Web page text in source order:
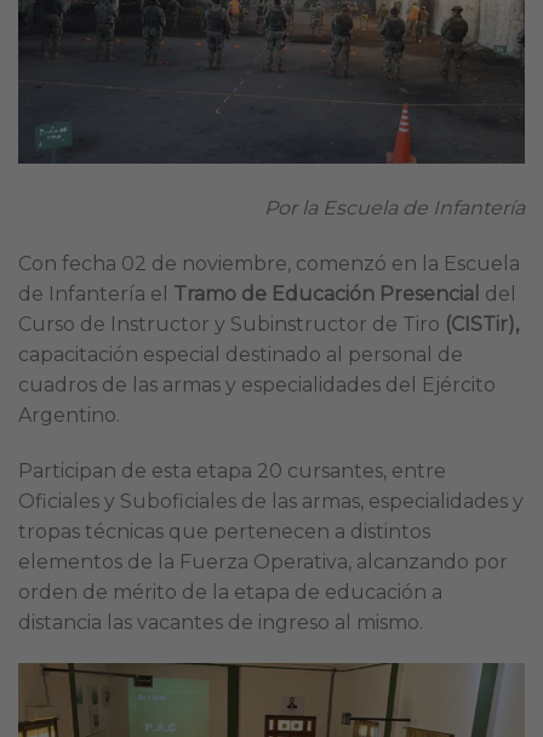
Por la Escuela de Infantería
Con fecha 02 de noviembre, comenzó en la Escuela
de Infantería el Tramo de Educación Presencial del
Curso de Instructor y Subinstructor de Tiro (CISTir),
capacitación especial destinado al personal de
cuadros de las armas y especialidades del Ejército
Argentino.
Participan de esta etapa 20 cursantes, entre
Oficiales y Suboficiales de las armas, especialidades y
tropas técnicas que pertenecen a distintos
elementos de la Fuerza Operativa, alcanzando por
orden de mérito de la etapa de educación a
distancia las vacantes de ingreso al mismo.